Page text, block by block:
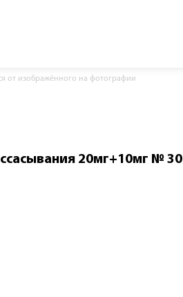
от изображённого на фотографии
20мг+10мг № 30